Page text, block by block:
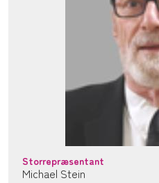
Storrepræsentant
Michael Stein